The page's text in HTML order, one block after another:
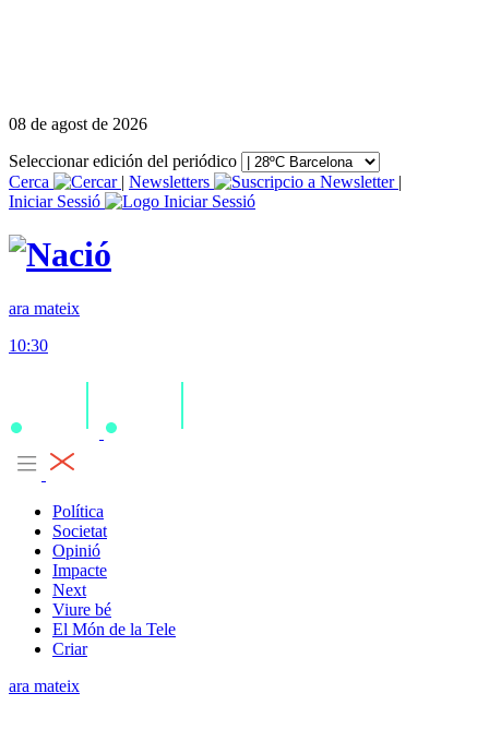
08 de agost de 2026
Seleccionar edición del periódico
Cerca
| Newsletters
|
Iniciar Sessió
ara mateix
10:30
Política
Societat
Opinió
Impacte
Next
Viure bé
El Món de la Tele
Criar
ara mateix